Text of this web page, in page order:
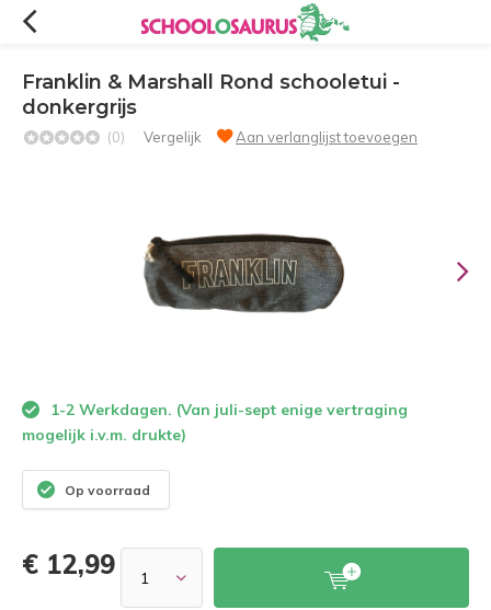
Franklin & Marshall Rond schooletui -
donkergrijs
(0) Vergelijk Aan verlanglijst toevoegen
1-2 Werkdagen. (Van juli-sept enige vertraging
mogelijk i.v.m. drukte)
Op voorraad
€ 12,99